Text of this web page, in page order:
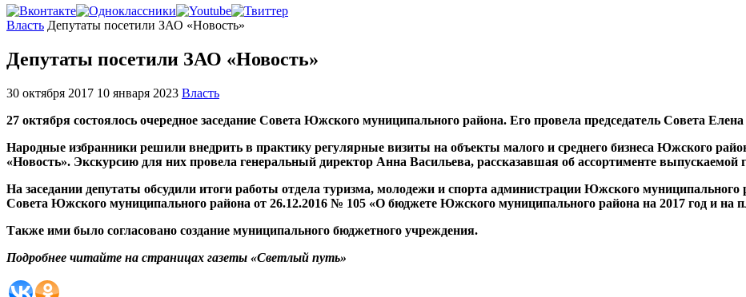
Главная
Власть Депутаты посетили ЗАО «Новость»
Депутаты посетили ЗАО «Новость»
30 октября 2017 10 января 2023 Власть
27 октября состоялось очередное заседание Совета Южского муниципального района. Его провела председатель Совета
Народные избранники решили внедрить в практику регулярные визиты на объекты малого и среднего бизнеса Южского
«Новость». Экскурсию для них провела генеральный директор Анна Васильева, рассказавшая об ассортименте выпускаемой
На заседании депутаты обсудили итоги работы отдела туризма, молодежи и спорта администрации Южского
Совета Южского муниципального района от 26.12.2016 № 105 «О бюджете Южского муниципального района на 2017 год и на
Также ими было согласовано создание муниципального бюджетного учреждения.
Подробнее читайте на страницах газеты «Светлый путь»